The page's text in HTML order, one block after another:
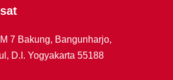
7 Bakung, Bangunharjo,
D.I. Yogyakarta 55188